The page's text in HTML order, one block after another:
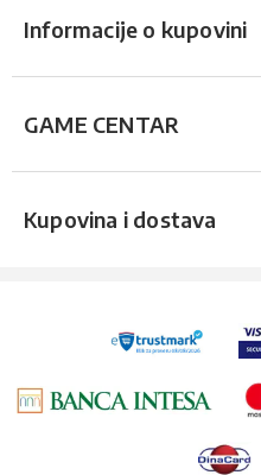
Informacije o kupovini
GAME CENTAR
Kupovina i dostava